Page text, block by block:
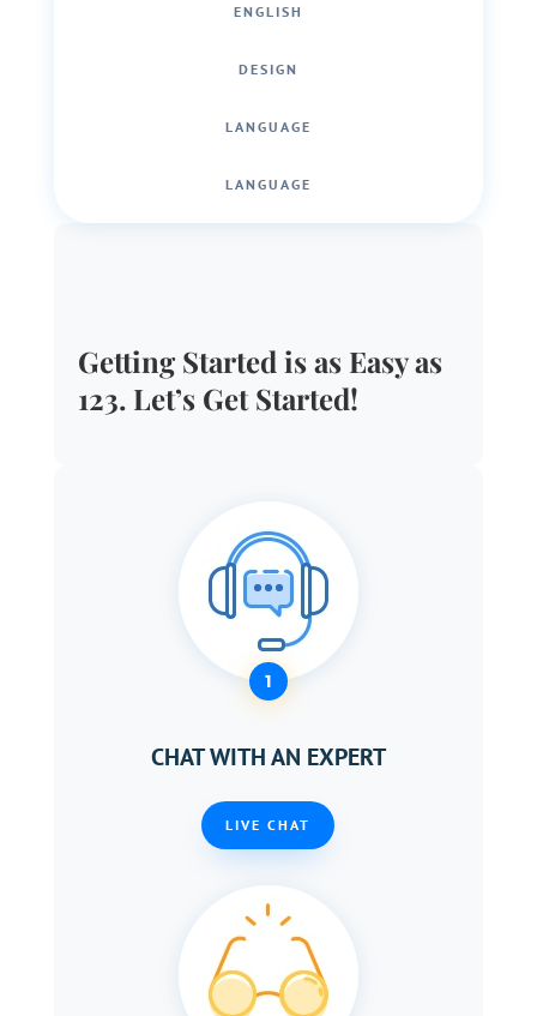
ENGLISH
DESIGN
LANGUAGE
LANGUAGE
Getting Started is as Easy as
123. Let’s Get Started!
1
CHAT WITH AN EXPERT
LIVE CHAT